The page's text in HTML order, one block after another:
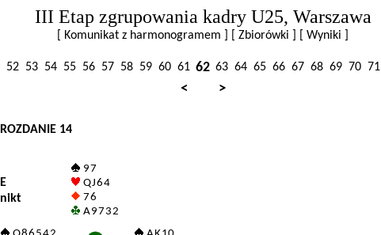
III Etap zgrupowania kadry U25, Warszawa
[ Komunikat z harmonogramem ] [ Zbiorówki ] [ Wyniki ]
52 53 54 55 56 57 58 59 60 61 62 63 64 65 66 67 68 69 70 71
<
>
ROZDANIE 14
E
nikt
9 7
Q J 6 4
7 6
A 9 7 3 2